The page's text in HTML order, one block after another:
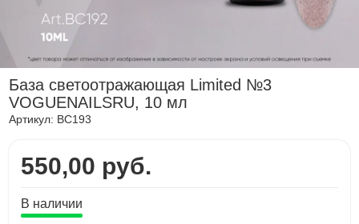
База светоотражающая Limited №3
VOGUENAILSRU, 10 мл
Артикул: BC193
550,00 руб.
В наличии